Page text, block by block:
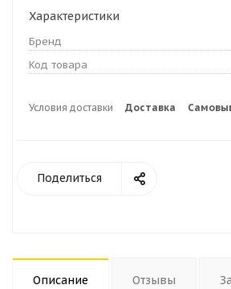
Характеристики
Бренд
Код товара
Условия доставки Доставка
Поделиться
Описание Отзывы